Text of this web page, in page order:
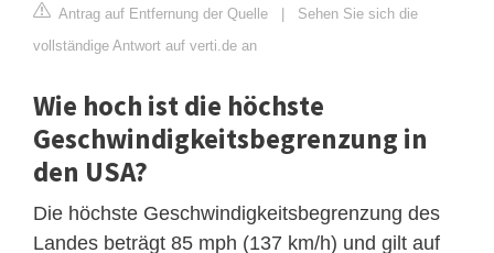
Antrag auf Entfernung der Quelle | Sehen Sie sich die
vollständige Antwort auf verti.de an
Wie hoch ist die höchste
Geschwindigkeitsbegrenzung in
den USA?
Die höchste Geschwindigkeitsbegrenzung des
Landes beträgt 85 mph (137 km/h) und gilt auf